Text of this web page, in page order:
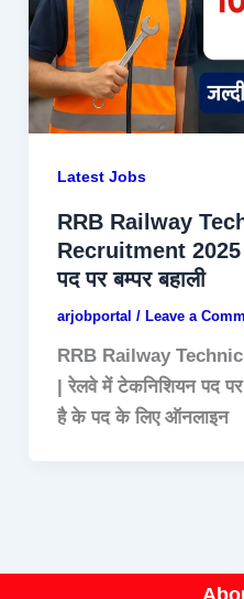
Latest Jobs
RRB Railway
Recruitment 2025
पद पर बम्पर बहाली
arjobportal / Leave a
RRB Railway
| रेलवे में टेकनिशियन पद
है के पद के लिए ऑनलाइन